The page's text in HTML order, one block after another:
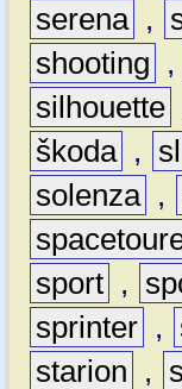
serena ,
shooting
,
silhouette
škoda , sl
solenza ,
sport ,
sprinter ,
starion
,